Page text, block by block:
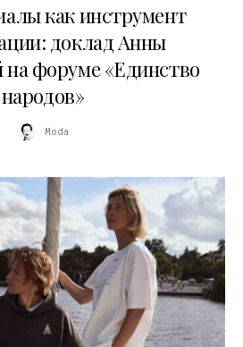
как инструмент
доклад Анны
на форуме «Единство
народов»
Moda